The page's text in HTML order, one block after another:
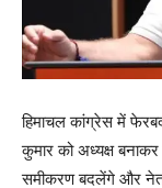
हिमाचल कांग्रेस में
कुमार को अध्यक्ष
समीकरण बदलेंगे और